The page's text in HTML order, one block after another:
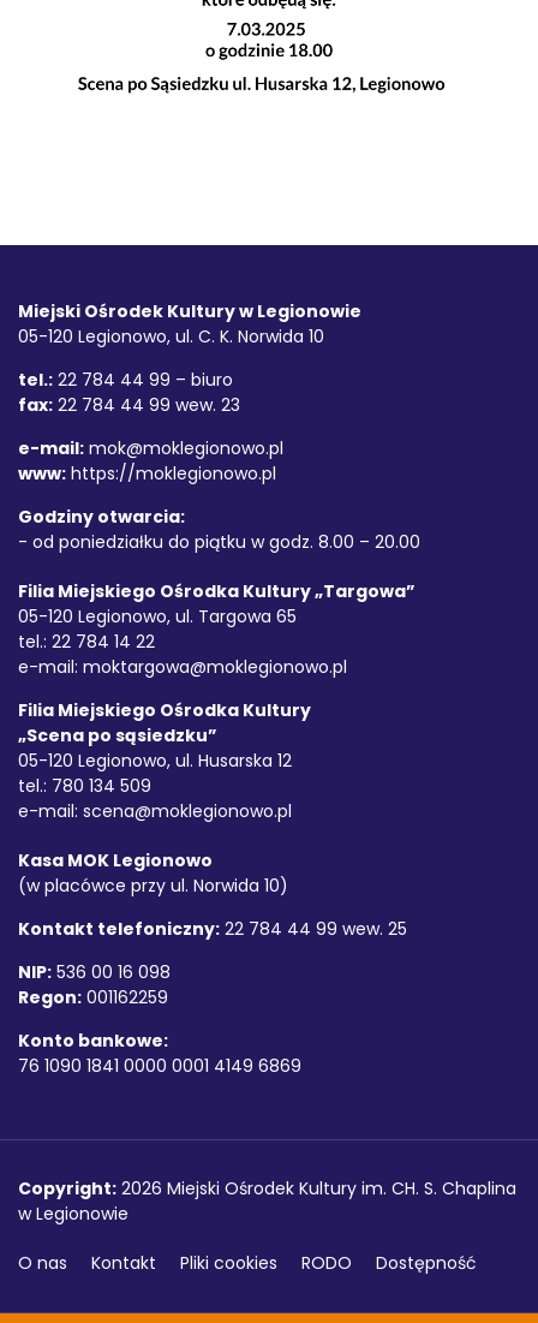
Stopka
Adres
Miejski Ośrodek Kultury w Legionowie
05-120 Legionowo, ul. C. K. Norwida 10
tel.: 22 784 44 99 – biuro
fax: 22 784 44 99 wew. 23
e-mail: mok@moklegionowo.pl
www: https://moklegionowo.pl
Godziny otwarcia:
- od poniedziałku do piątku w godz. 8.00 – 20.00
Filia Miejskiego Ośrodka Kultury „Targowa”
05-120 Legionowo, ul. Targowa 65
tel.: 22 784 14 22
e-mail: moktargowa@moklegionowo.pl
Filia Miejskiego Ośrodka Kultury
„Scena po sąsiedzku”
05-120 Legionowo, ul. Husarska 12
tel.: 780 134 509
e-mail: scena@moklegionowo.pl
Kasa MOK Legionowo
(w placówce przy ul. Norwida 10)
Kontakt telefoniczny: 22 784 44 99 wew. 25
NIP: 536 00 16 098
Regon: 001162259
Konto bankowe:
76 1090 1841 0000 0001 4149 6869
Copyright
Copyright: 2026 Miejski Ośrodek Kultury im. CH. S. Chaplina
w Legionowie
O nas Kontakt Pliki cookies RODO Dostępność